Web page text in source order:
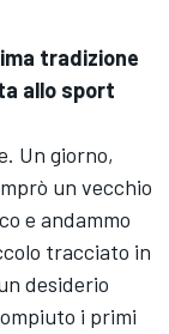
tradizione
allo sport
Un giorno,
un vecchio
e andammo
tracciato in
desiderio
i primi